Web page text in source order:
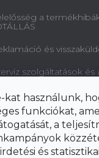
kat használunk,
funkciókat,
a
és
a
és
szolgáltatások és
információk a
és a szerződéstől